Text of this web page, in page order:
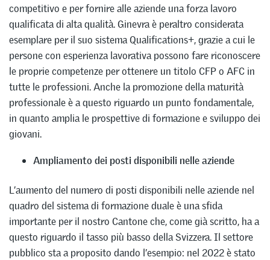
competitivo e per fornire alle aziende una forza lavoro
qualificata di alta qualità. Ginevra è peraltro considerata
esemplare per il suo sistema Qualifications+, grazie a cui le
persone con esperienza lavorativa possono fare riconoscere
le proprie competenze per ottenere un titolo CFP o AFC in
tutte le professioni. Anche la promozione della maturità
professionale è a questo riguardo un punto fondamentale,
in quanto amplia le prospettive di formazione e sviluppo dei
giovani.
Ampliamento dei posti disponibili nelle aziende
L’aumento del numero di posti disponibili nelle aziende nel
quadro del sistema di formazione duale è una sfida
importante per il nostro Cantone che, come già scritto, ha a
questo riguardo il tasso più basso della Svizzera. Il settore
pubblico sta a proposito dando l’esempio: nel 2022 è stato